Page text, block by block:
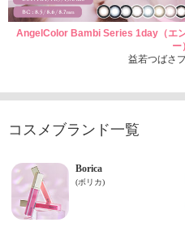
AngelColor Bambi Series 1day（エ
ー）
益若つばさ
コスメブランド一覧